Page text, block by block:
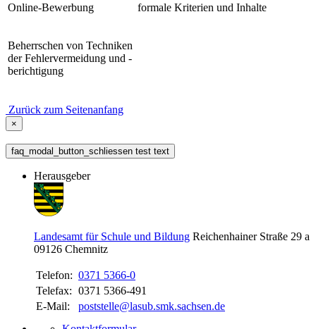
Online-Bewerbung formale Kriterien und Inhalte
Beherrschen von Techniken
der Fehlervermeidung und -
berichtigung
Zurück zum Seitenanfang
×
faq_modal_button_schliessen test text
Herausgeber
Landesamt für Schule und Bildung Reichenhainer Straße 29 a
09126 Chemnitz
Telefon: 0371 5366-0
Telefax: 0371 5366-491
E-Mail:
poststelle@lasub.smk.sachsen.de